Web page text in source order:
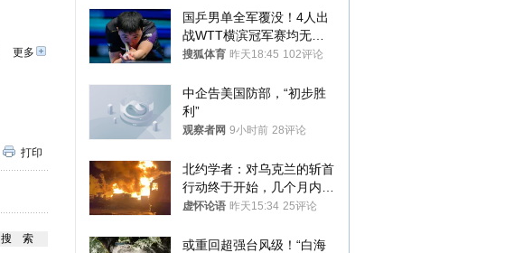
更多开
打印
国乒男单全军覆没！4人出
战WTT横滨冠军赛均无缘
八强
搜狐体育 昨天18:45 102评论
中企告美国防部，“初步胜
利”
观察者网 9小时前 28评论
北约学者：对乌克兰的斩首
行动终于开始，几个月内乌
将投降
虚怀论语 昨天15:34 25评论
或重回超强台风级！“白海